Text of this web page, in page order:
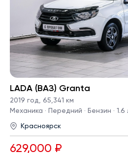
LADA (ВАЗ) Granta
2019 год, 65,341 км
Механика · Передний · Бензин · 1.6
Красноярск
629,000 ₽